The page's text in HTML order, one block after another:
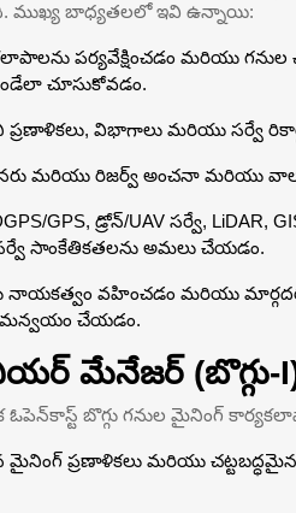
ముఖ్య బాధ్యతలలో ఇవి ఉన్నాయి:
పర్యవేక్షించడం మరియు గనుల
చూసుకోవడం.
ప్రణాళికలు, విభాగాలు మరియు సర్వే
మరియు రిజర్వ్ అంచనా మరియు
GPS, డ్రోన్/UAV సర్వే,
సాంకేతికతలను అమలు చేయడం.
నాయకత్వం వహించడం మరియు
చేయడం.
మేనేజర్ (బొగ్గు-
ఓపెన్‌కాస్ట్ బొగ్గు గనుల మైనింగ్
ప్రణాళికలు మరియు